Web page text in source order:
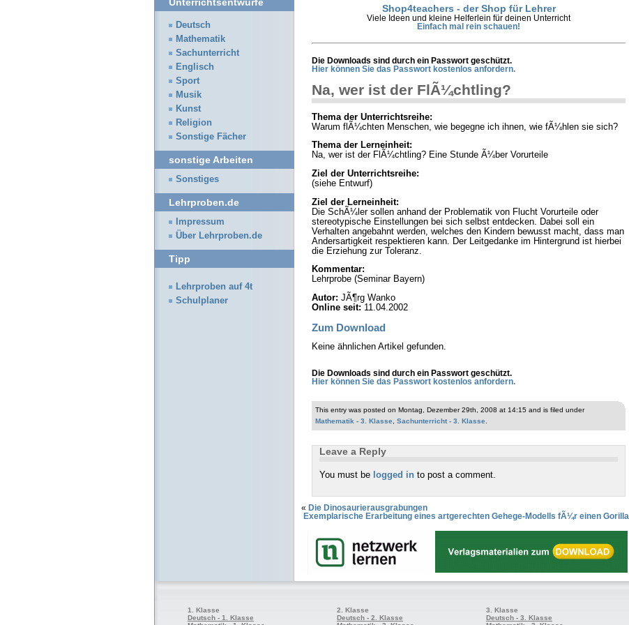
Shop4teachers - der Shop für Lehrer
Viele Ideen und kleine Helferlein für deinen Unterricht
Einfach mal rein schauen!
Die Downloads sind durch ein Passwort geschützt.
Hier können Sie das Passwort kostenlos anfordern.
Na, wer ist der FlÃ¼chtling?
Thema der Unterrichtsreihe:
Warum flÃ¼chten Menschen, wie begegne ich ihnen, wie fÃ¼hlen sie sich?
Thema der Lerneinheit:
Na, wer ist der FlÃ¼chtling? Eine Stunde Ã¼ber Vorurteile
Ziel der Unterrichtsreihe:
(siehe Entwurf)
Ziel der Lerneinheit:
Die SchÃ¼ler sollen anhand der Problematik von Flucht Vorurteile oder
stereotypische Einstellungen bei sich selbst entdecken. Dabei soll ein
Verhalten angebahnt werden, welches den Kindern bewusst macht, dass man
Andersartigkeit respektieren kann. Der Leitgedanke im Hintergrund ist hierbei
die Erziehung zur Toleranz.
Kommentar:
Lehrprobe (Seminar Bayern)
Autor: JÃ¶rg Wanko
Online seit: 11.04.2002
Zum Download
Keine ähnlichen Artikel gefunden.
Die Downloads sind durch ein Passwort geschützt.
Hier können Sie das Passwort kostenlos anfordern.
This entry was posted on Montag, Dezember 29th, 2008 at 14:15 and is filed under
Mathematik - 3. Klasse, Sachunterricht - 3. Klasse.
Leave a Reply
You must be logged in to post a comment.
« Die Dinosaurierausgrabungen
Exemplarische Erarbeitung eines artgerechten Gehege-Modells fÃ¼r einen Gorilla
Deutsch
Mathematik
Sachunterricht
Englisch
Sport
Musik
Kunst
Religion
Sonstige Fächer
sonstige Arbeiten
Sonstiges
Lehrproben.de
Impressum
Über Lehrproben.de
Tipp
Lehrproben auf 4t
Schulplaner
1. Klasse
Deutsch - 1. Klasse
2. Klasse
Deutsch - 2. Klasse
3. Klasse
Deutsch - 3. Klasse